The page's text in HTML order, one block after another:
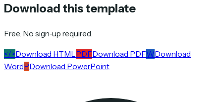
Download this template
Free. No sign-up required.
</>Download HTML PDFDownload PDFWDownload
WordPDownload PowerPoint